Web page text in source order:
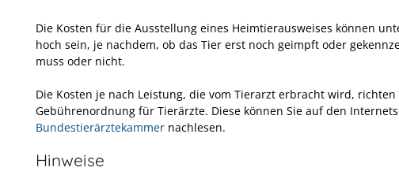
Die Kosten für die Ausstellung eines Heimtierausweises können
hoch sein, je nachdem, ob das Tier erst noch geimpft oder
muss oder nicht.
Die Kosten je nach Leistung, die vom Tierarzt erbracht wird,
Gebührenordnung für Tierärzte. Diese können Sie auf den
Bundestierärztekammer nachlesen.
Hinweise